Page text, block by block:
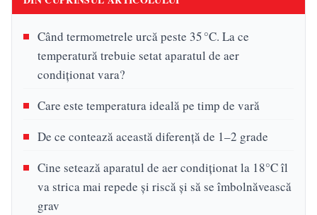
Când termometrele urcă peste 35 °C. La ce
temperatură trebuie setat aparatul de aer
condiționat vara?
Care este temperatura ideală pe timp de vară
De ce contează această diferenţă de 1–2 grade
Cine setează aparatul de aer condiţionat la 18°C îl
va strica mai repede și riscă și să se îmbolnăvească
grav